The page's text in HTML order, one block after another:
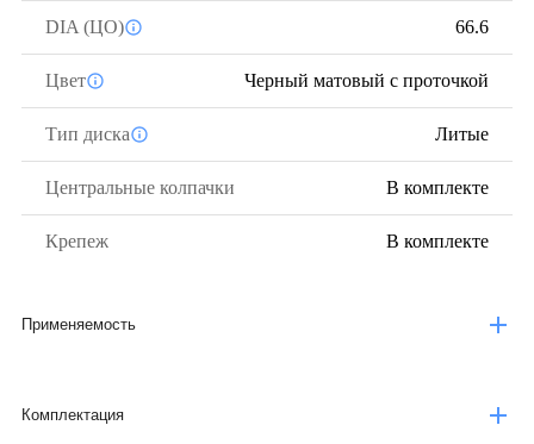
DIA (ЦО) 66.6
Цвет Черный матовый с проточкой
Тип диска Литые
Центральные колпачки В комплекте
Крепеж В комплекте
Применяемость
Комплектация